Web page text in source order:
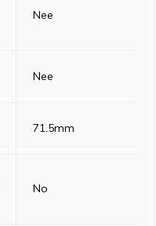
Nee
Nee
71.5mm
No